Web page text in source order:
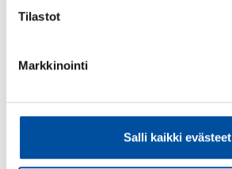
Tilastot
Markkinointi
Salli kaikki evästeet
Ajankohtaista -07.08.2026